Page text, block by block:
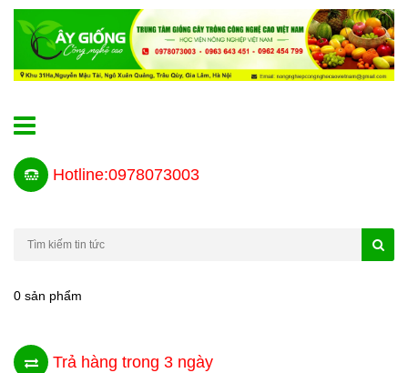
Hotline:0978073003
0 sản phẩm
Trả hàng trong 3 ngày